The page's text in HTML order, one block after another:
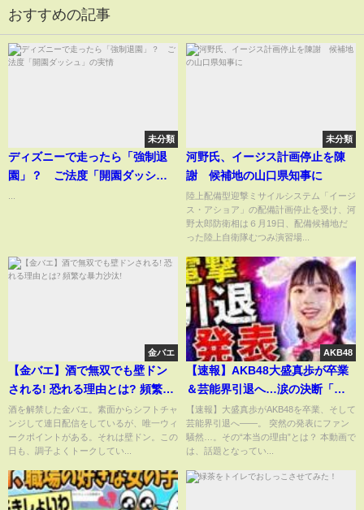
おすすめの記事
未分類
ディズニーで走ったら「強制退
園」？ ご法度「開園ダッシ
未分類
河野氏、イージス計画停止を陳
謝 候補地の山口県知事に
陸上配備型迎撃ミサイルシステム「イージ
ス・アショア」の配備計画停止を受け、河
野太郎防衛相は６月19日、配備候補地だ
った陸上自衛隊むつみ演習場...
金バエ
【金バエ】酒で無双でも壁ドン
される! 恐れる理由とは? 頻繁な
暴力沙汰!
酒を解禁した金バエ。素面からシフトチャ
ンジして連日配信をしているが、唯一ウィ
ークポイントがある。それは壁ドン。この
日も、調子よくトークしてい...
AKB48
【速報】AKB48大盛真歩が卒業
＆芸能界引退へ…涙の決断「悔
いなくやりきった」理由とは？6
月30日ラスト公演#AKB48#大盛
真歩#卒業発表#芸能界引退
【速報】大盛真歩がAKB48を卒業、そして
芸能界引退へ——。 突然の発表にファン
騒然…。その“本当の理由”とは？ 本動画で
は、話題となってい...